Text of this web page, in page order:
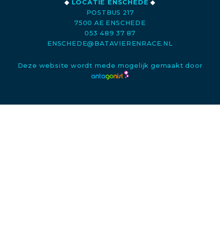
◆ LOCATIE ENSCHEDE ◆
POSTBUS 217
7500 AE ENSCHEDE
053 489 37 87
ENSCHEDE@BATAVIERENRACE.NL
Deze website wordt mede mogelijk gemaakt door